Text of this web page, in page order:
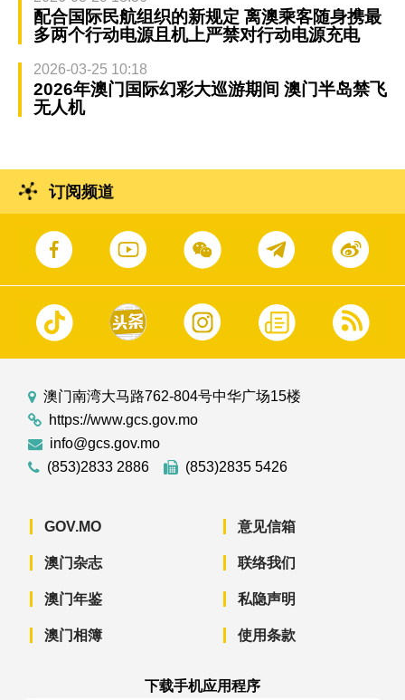
配合国际民航组织的新规定 离澳乘客随身携最
多两个行动电源且机上严禁对行动电源充电
2026-03-25 10:18
2026年澳门国际幻彩大巡游期间 澳门半岛禁飞
无人机
订阅频道
澳门南湾大马路762-804号中华广场15楼
https://www.gcs.gov.mo
info@gcs.gov.mo
(853)2833 2886
(853)2835 5426
GOV.MO
澳门杂志
澳门年鉴
澳门相簿
意见信箱
联络我们
私隐声明
使用条款
下载手机应用程序